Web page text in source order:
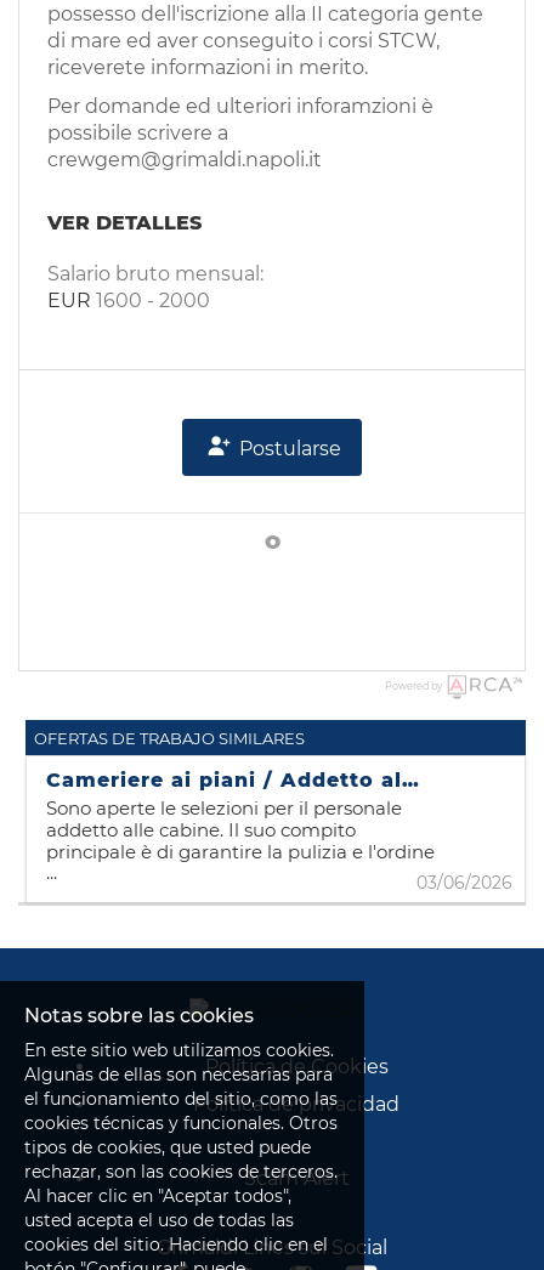
PT
possesso dell'iscrizione alla II categoria gente
di mare ed aver conseguito i corsi STCW,
riceverete informazioni in merito.
Per domande ed ulteriori inforamzioni è
possibile scrivere a
crewgem@grimaldi.napoli.it
VER DETALLES
Salario bruto mensual:
EUR 1600 - 2000
Postularse
o
Powered by
OFERTAS DE TRABAJO SIMILARES
Cameriere ai piani / Addetto alle cabine
Sono aperte le selezioni per il personale
addetto alle cabine. Il suo compito
principale è di garantire la pulizia e l'ordine
delle cabine e delle aree comuni,
cambio della biancheria da letto e degli
asciugamani,
rifornimento di prodotti di cortesia, come
saponi e shampoo. Controllo e
segnalazione di eventuali danni o
necessità di manutenzione nelle camere.
Per poter imbarcare è necessario essere in
possesso dell'iscrizione alla II categoria
gente di mare ed aver conseguito i corsi
STCW. Qualora non ancora in vostro
possesso, se necessario, riceverete
informazioni in merito. E' necessario, per
accedere al colloquio, avere già ottenuto la
... 03/06/2026
Política de Cookies
Política de privacidad
Scam Alert
Grimaldi Lines sui Social
Notas sobre las cookies
En este sitio web utilizamos cookies.
Algunas de ellas son necesarias para
el funcionamiento del sitio, como las
cookies técnicas y funcionales. Otros
tipos de cookies, que usted puede
rechazar, son las cookies de terceros.
Al hacer clic en "Aceptar todos",
usted acepta el uso de todas las
cookies del sitio. Haciendo clic en el